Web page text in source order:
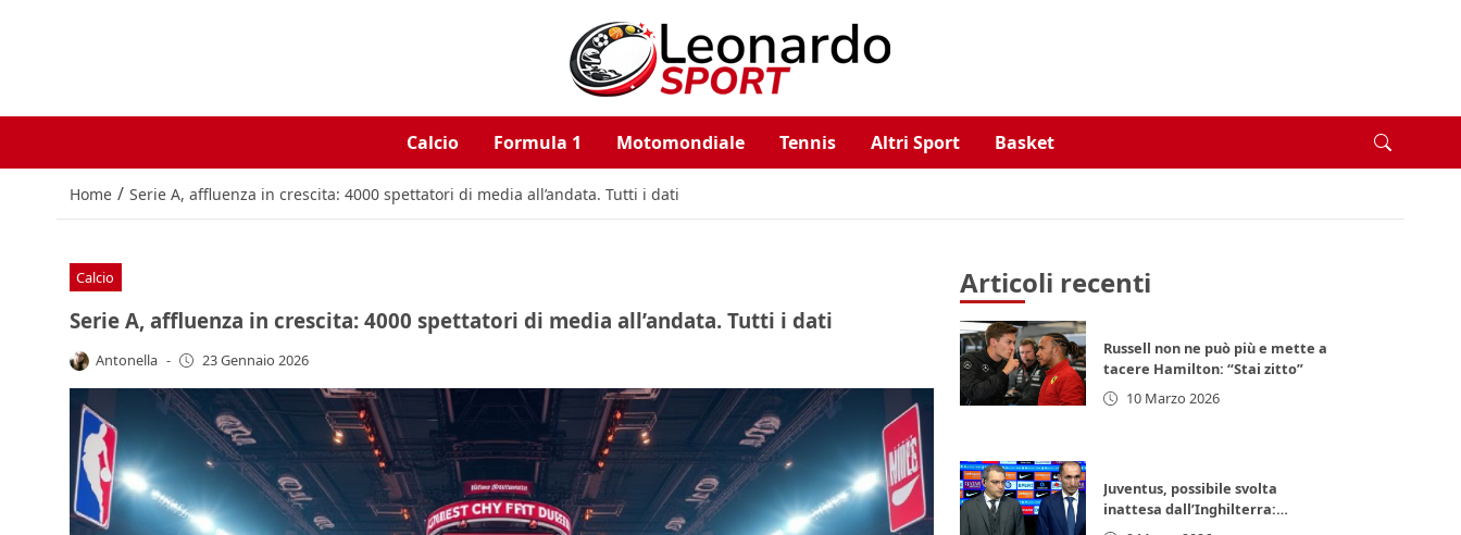
Calcio Formula 1 Motomondiale Tennis Altri Sport Basket
Home / Serie A, affluenza in crescita: 4000 spettatori di media all’andata. Tutti i dati
Calcio
Serie A, affluenza in crescita: 4000 spettatori di media all’andata. Tutti i dati
Antonella - 23 Gennaio 2026
Articoli recenti
Russell non ne può più e mette a
tacere Hamilton: “Stai zitto”
10 Marzo 2026
Juventus, possibile svolta
inattesa dall’Inghilterra:
arrivano 11 milioni di euro subito